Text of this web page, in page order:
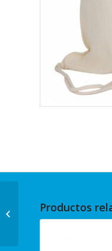
Productos
31x33x11 Blanco